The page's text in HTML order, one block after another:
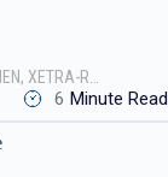
ETFWORLD : ETF MARKT DEUTSCHLAND 2025: VOLUMEN, XETRA-REKORDE UND TOP-TRENDS FÜR ANLEGER
6 Minute Read